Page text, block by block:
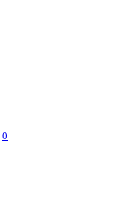
0